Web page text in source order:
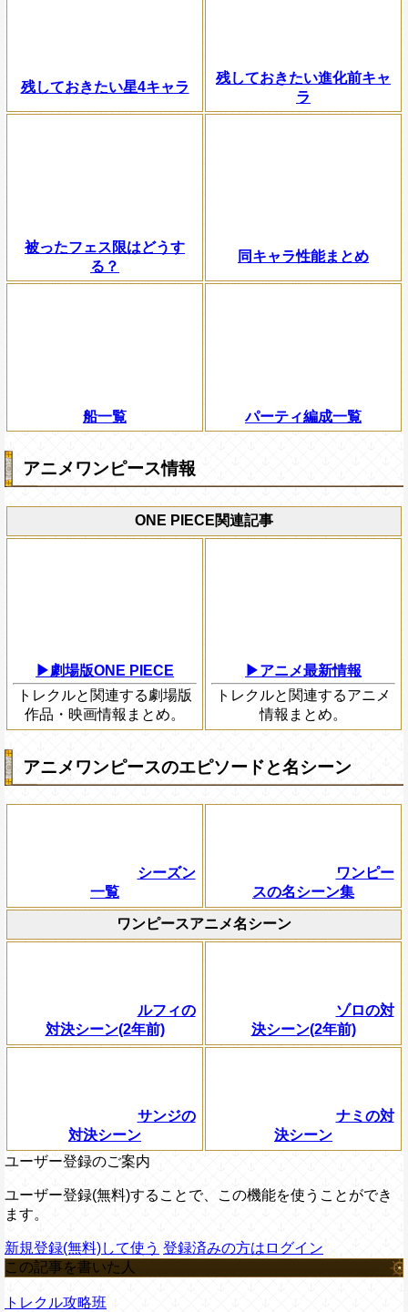
残しておきたい星4キャラ
残しておきたい進化前キャ
ラ
被ったフェス限はどうす
る？
同キャラ性能まとめ
船一覧 パーティ編成一覧
アニメワンピース情報
ONE PIECE関連記事
▶劇場版ONE PIECE
トレクルと関連する劇場版
作品・映画情報まとめ。
▶アニメ最新情報
トレクルと関連するアニメ
情報まとめ。
アニメワンピースのエピソードと名シーン
シーズン
一覧
ワンピー
スの名シーン集
ワンピースアニメ名シーン
ルフィの
対決シーン(2年前)
ゾロの対
決シーン(2年前)
サンジの
対決シーン
ナミの対
決シーン
ユーザー登録のご案内
ユーザー登録(無料)することで、この機能を使うことができ
ます。
新規登録(無料)して使う 登録済みの方はログイン
この記事を書いた人
トレクル攻略班